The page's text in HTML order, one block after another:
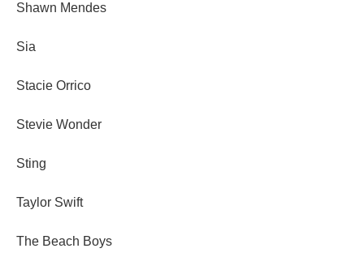
Shawn Mendes
Sia
Stacie Orrico
Stevie Wonder
Sting
Taylor Swift
The Beach Boys